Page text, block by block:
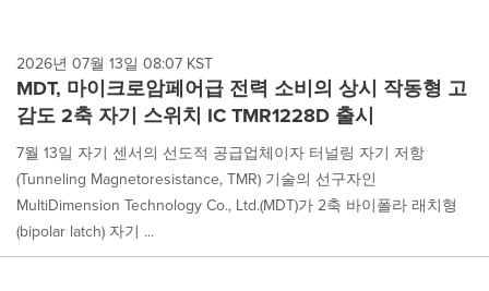
2026년 07월 13일 08:07 KST
MDT, 마이크로암페어급 전력 소비의 상시 작동형 고
감도 2축 자기 스위치 IC TMR1228D 출시
7월 13일 자기 센서의 선도적 공급업체이자 터널링 자기 저항
(Tunneling Magnetoresistance, TMR) 기술의 선구자인
MultiDimension Technology Co., Ltd.(MDT)가 2축 바이폴라 래치형
(bipolar latch) 자기 ...